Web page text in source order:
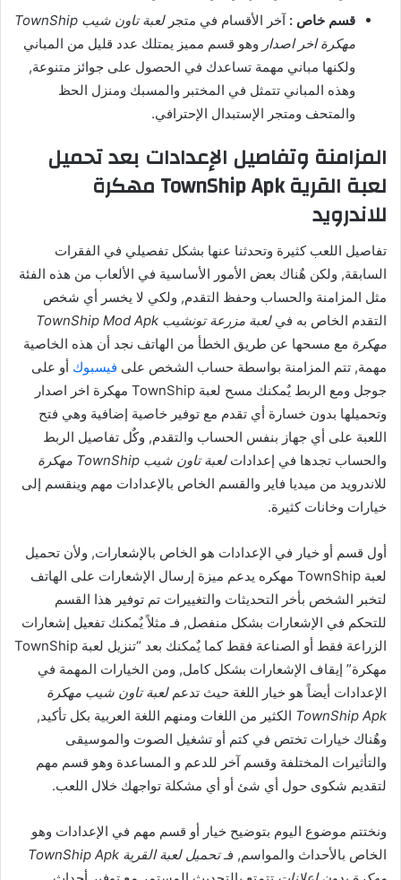
قسم خاص : آخر الأقسام في متجر
لعبة تاون شيب TownShip
مهكرة اخر اصدار وهو قسم مميز يمتلك عدد قليل من المباني
ولكنها مباني مهمة تساعدك في الحصول على جوائز متنوعة,
وهذه المباني تتمثل في المختبر والمسبك ومنزل الحظ
والمتحف ومتجر الإستبدال الإحترافي.
المزامنة وتفاصيل الإعدادات بعد تحميل
لعبة القرية TownShip Apk مهكرة
للاندرويد
تفاصيل اللعب كثيرة وتحدثنا عنها بشكل تفصيلي في الفقرات
السابقة, ولكن هٌناك بعض الأمور الأساسية في الألعاب من هذه الفئة
مثل المزامنة والحساب وحفظ التقدم, ولكي لا يخسر أي شخص
التقدم الخاص به في
لعبة مزرعة تونشيب TownShip Mod Apk
مهكرة مع مسحها عن طريق الخطأ من الهاتف نجد أن هذه الخاصية
مهمة, تتم المزامنة بواسطة حساب الشخص على فيسبوك أو على
جوجل ومع الربط يٌمكنك مسح لعبة TownShip مهكرة اخر اصدار
وتحميلها بدون خسارة أي تقدم مع توفير خاصية إضافية وهي فتح
اللعبة على أي جهاز بنفس الحساب والتقدم, وكٌل تفاصيل الربط
والحساب تجدها في إعداداتلعبة تاون شيب TownShip مهكرة
للاندرويد من ميديا فاير والقسم الخاص بالإعدادات مهم وينقسم إلى
خيارات وخانات كثيرة.
أول قسم أو خيار في الإعدادات هو الخاص بالإشعارات, ولأن تحميل
لعبة TownShip مهكره يدعم ميزة إرسال الإشعارات على الهاتف
لتخبر الشخص بأخر التحديثات والتغييرات تم توفير هذا القسم
للتحكم في الإشعارات بشكل منفصل, فـ مثلاً يٌمكنك تفعيل إشعارات
الزراعة فقط أو الصناعة فقط كما يٌمكنك بعد “تنزيل لعبة TownShip
مهكرة” إيقاف الإشعارات بشكل كامل, ومن الخيارات المهمة في
الإعدادات أيضاً هو خيار اللغة حيث تدعملعبة تاون شيب مهكرة
TownShip Apk الكثير من اللغات ومنهم اللغة العربية بكل تأكيد,
وهٌناك خيارات تختص في كتم أو تشغيل الصوت والموسيقى
والتأثيرات المختلفة وقسم آخر للدعم و المساعدة وهو قسم مهم
لتقديم شكوى حول أي شئ أو أي مشكلة تواجهك خلال اللعب.
ونختتم موضوع اليوم بتوضيح خيار أو قسم مهم في الإعدادات وهو
الخاص بالأحداث والمواسم, فـ
تحميل لعبة القرية TownShip Apk